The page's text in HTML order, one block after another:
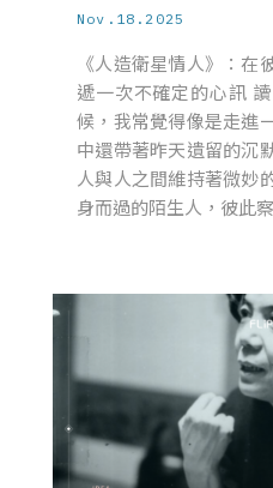
Nov.18.2025
《人造衛星情人》：在
遞一次不確定的心訊
候，我常覺得像是走進
中還帶著昨天遺留的沉
人與人之間維持著微妙
身而過的陌生人，彼此